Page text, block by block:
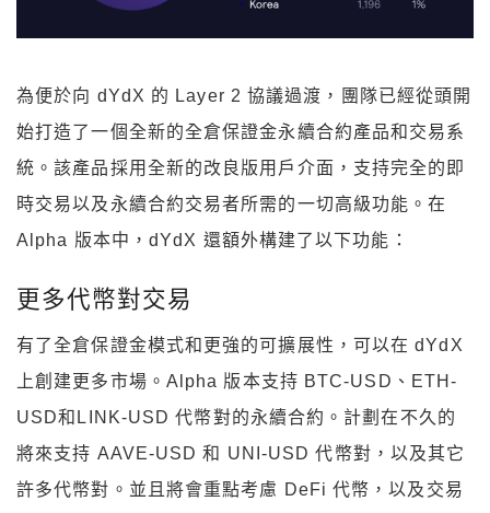
為便於向 dYdX 的 Layer 2 協議過渡，團隊已經從頭開
始打造了一個全新的全倉保證金永續合約產品和交易系
統。該產品採用全新的改良版用戶介面，支持完全的即
時交易以及永續合約交易者所需的一切高級功能。在
Alpha 版本中，dYdX 還額外構建了以下功能：
更多代幣對交易
有了全倉保證金模式和更強的可擴展性，可以在 dYdX
上創建更多市場。Alpha 版本支持 BTC-USD、ETH-
USD和LINK-USD 代幣對的永續合約。計劃在不久的
將來支持 AAVE-USD 和 UNI-USD 代幣對，以及其它
許多代幣對。並且將會重點考慮 DeFi 代幣，以及交易